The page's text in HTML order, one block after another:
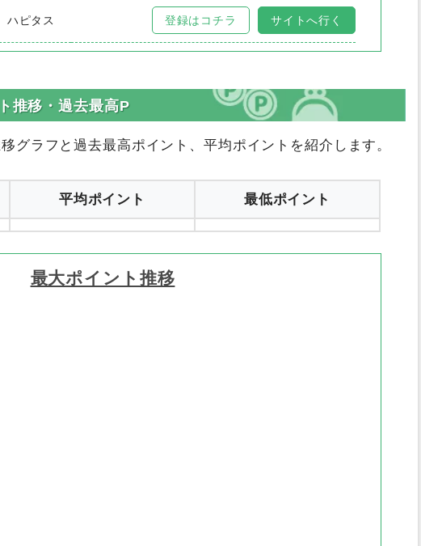
ルファイン のポイントサイト別比較
サイト名 サイトリンク
ハピタス 登録はコチラ サイトへ行く
推移・過去最高P
グラフと過去最高ポイント、平均ポイントを紹介します。
平均ポイント